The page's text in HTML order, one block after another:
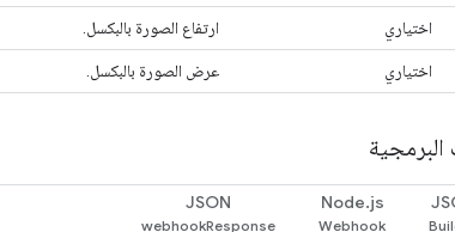
اختياري ارتفاع الصورة بالبكسل.
اختياري عرض الصورة بالبكسل.
البرمجية
Node.js
JSON